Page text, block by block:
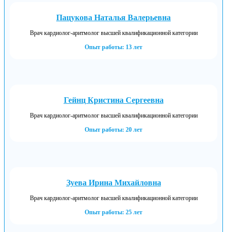
Пацукова Наталья Валерьевна
Врач кардиолог-аритмолог высшей квалификационной категории
Опыт работы: 13 лет
Гейнц Кристина Сергеевна
Врач кардиолог-аритмолог высшей квалификационной категории
Опыт работы: 20 лет
Зуева Ирина Михайловна
Врач кардиолог-аритмолог высшей квалификационной категории
Опыт работы: 25 лет